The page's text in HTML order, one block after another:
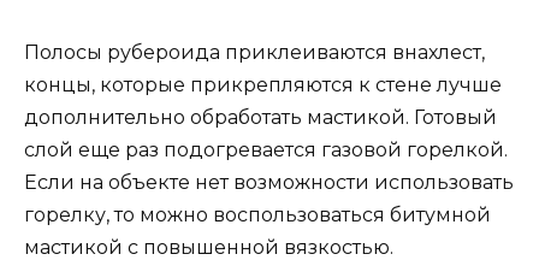
Полосы рубероида приклеиваются внахлест,
концы, которые прикрепляются к стене лучше
дополнительно обработать мастикой. Готовый
слой еще раз подогревается газовой горелкой.
Если на объекте нет возможности использовать
горелку, то можно воспользоваться битумной
мастикой с повышенной вязкостью.